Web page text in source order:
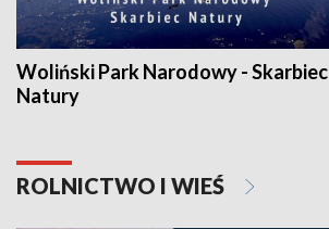
Woliński Park Narodowy - Skarbiec
Natury
ROLNICTWO I WIEŚ